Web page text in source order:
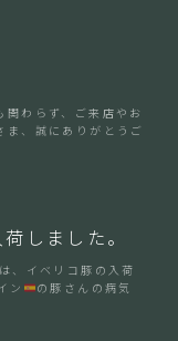
わらず、ご来店やお
、誠にありがとうご
しました。
、イベリコ豚の入荷
ン
の豚さんの病気